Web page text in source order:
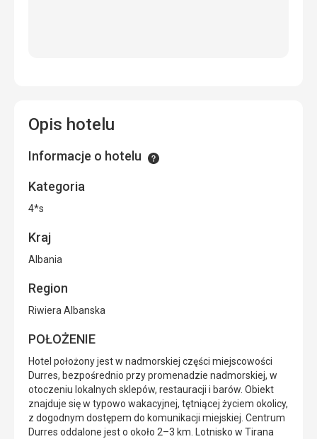
Kategoria
4*s
Kraj
Albania
Region
Riwiera Albanska
POŁOŻENIE
Hotel położony jest w nadmorskiej części miejscowości
Durres, bezpośrednio przy promenadzie nadmorskiej, w
otoczeniu lokalnych sklepów, restauracji i barów. Obiekt
znajduje się w typowo wakacyjnej, tętniącej życiem okolicy,
z dogodnym dostępem do komunikacji miejskiej. Centrum
Durres oddalone jest o około 2–3 km. Lotnisko w Tirana
Opis hotelu
Informacje o hotelu Informacje